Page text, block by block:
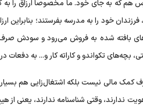
هم که به جای خود. ما مخصوصا ارزاق را
خود را به مدرسه بفرستند؛
بافته شده به فروش می‌رود و سودش
بچه‌های تکواندو و کاراته کار و... به
مالی نیست بلکه اشتغال‌زایی هم بسیار
ندارند، وقتی شناسنامه ندارند، یعنی از